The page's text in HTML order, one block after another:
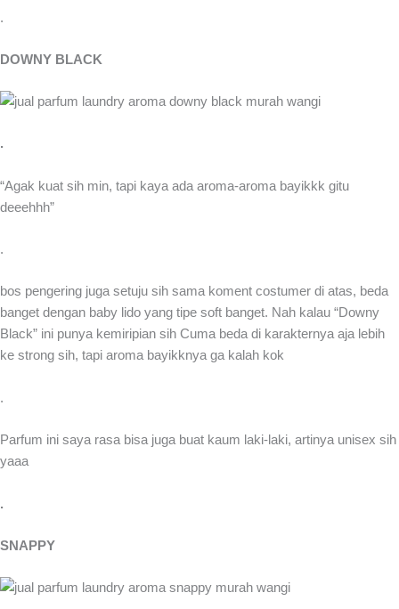
.
DOWNY BLACK
.
“Agak kuat sih min, tapi kaya ada aroma-aroma bayikkk gitu
deeehhh”
.
bos pengering juga setuju sih sama koment costumer di atas, beda
banget dengan baby lido yang tipe soft banget. Nah kalau “Downy
Black” ini punya kemiripian sih Cuma beda di karakternya aja lebih
ke strong sih, tapi aroma bayikknya ga kalah kok
.
Parfum ini saya rasa bisa juga buat kaum laki-laki, artinya unisex sih
yaaa
.
SNAPPY